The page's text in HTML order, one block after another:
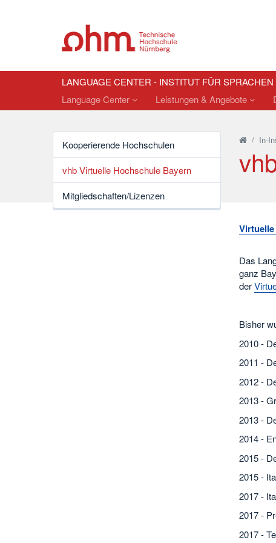
LANGUAGE CENTER - INSTITUT FÜR
Language Center
Leistungen & Angebote
Kooperierende Hochschulen
vhb Virtuelle Hochschule Bayern
Mitgliedschaften/Lizenzen
/ In-
Das
ganz
der
Bisher
2010 -
2011 -
2012 -
2013 -
2013 -
2014 -
2015 -
2015 -
2017 -
2017 -
2017 -